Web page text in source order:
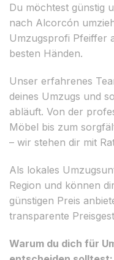
Du möchtest günstig
nach Alcorcón
Umzugsprofi Pfeiffer
besten Händen.
Unser erfahrenes
deines Umzugs und
abläuft. Von der
Möbel bis zum
– wir stehen dir mit
Als lokales
Region und können
günstigen Preis
transparente
Warum du dich für